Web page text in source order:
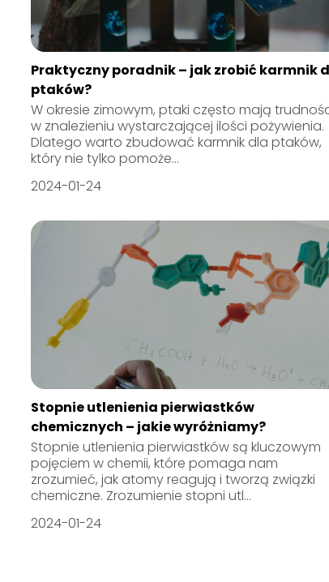
Praktyczny poradnik – jak zrobić karmnik
ptaków?
W okresie zimowym, ptaki często mają
w znalezieniu wystarczającej ilości pożywienia.
Dlatego warto zbudować karmnik dla ptaków,
który nie tylko pomoże...
2024-01-24
Stopnie utlenienia pierwiastków
chemicznych – jakie wyróżniamy?
Stopnie utlenienia pierwiastków są kluczowym
pojęciem w chemii, które pomaga nam
zrozumieć, jak atomy reagują i tworzą związki
chemiczne. Zrozumienie stopni utl...
2024-01-24